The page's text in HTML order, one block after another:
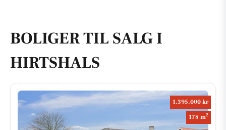
BOLIGER TIL SALG I
HIRTSHALS
1.395.000 kr
178 m2